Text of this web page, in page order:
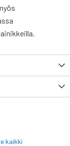
kaikki